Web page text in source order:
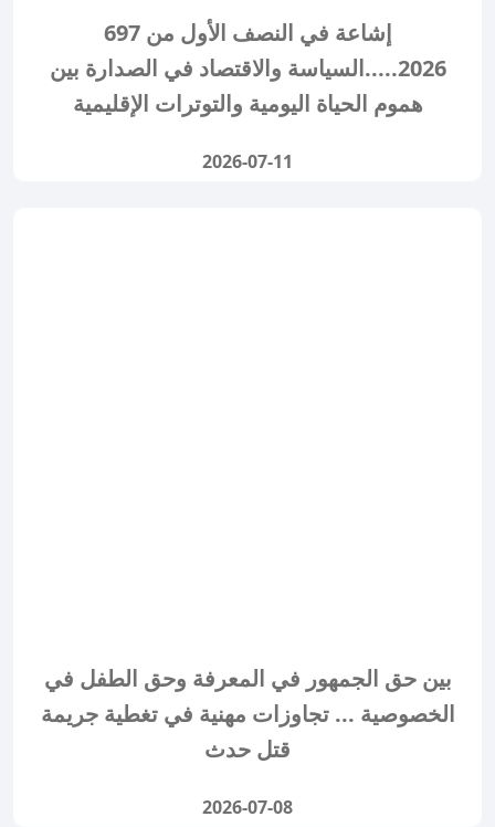
697 إشاعة في النصف الأول من
2026.....السياسة والاقتصاد في الصدارة بين
هموم الحياة اليومية والتوترات الإقليمية
2026-07-11
بين حق الجمهور في المعرفة وحق الطفل في
الخصوصية ... تجاوزات مهنية في تغطية جريمة
قتل حدث
2026-07-08